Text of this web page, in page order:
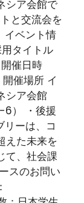
シア会館で
と交流会を
ベント情
用タイトル
催日時
催場所 イ
シア会館
6） ・後援
ーは、コ
えた未来を
て、社会課
スのお問い